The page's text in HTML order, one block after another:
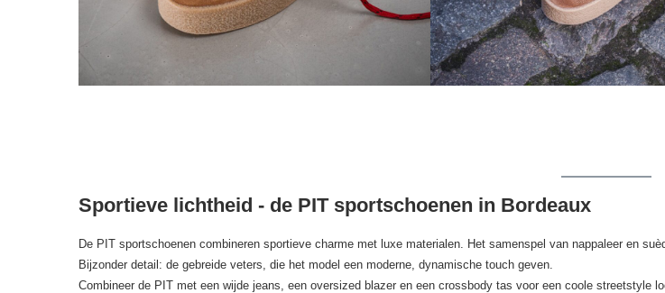
Sportieve lichtheid - de PIT sportschoenen in Bordeaux
De PIT sportschoenen combineren sportieve charme met luxe materialen. Het samenspel van nappaleer en
Bijzonder detail: de gebreide veters, die het model een moderne, dynamische touch geven.
Combineer de PIT met een wijde jeans, een oversized blazer en een crossbody tas voor een coole streetstyle